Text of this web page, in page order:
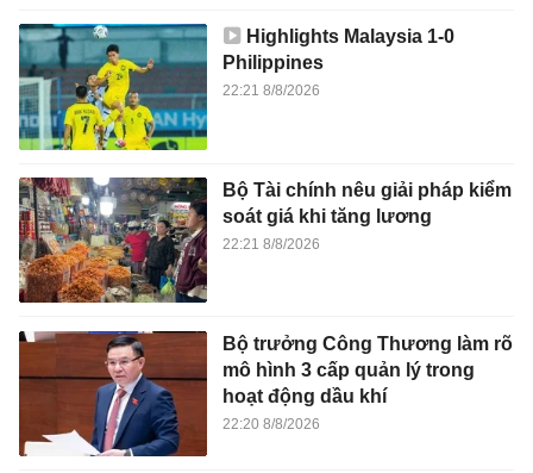
Highlights Malaysia 1-0
Philippines
22:21 8/8/2026
Bộ Tài chính nêu giải pháp kiểm
soát giá khi tăng lương
22:21 8/8/2026
Bộ trưởng Công Thương làm rõ
mô hình 3 cấp quản lý trong
hoạt động dầu khí
22:20 8/8/2026